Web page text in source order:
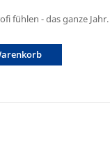
fühlen - das ganze Jahr.